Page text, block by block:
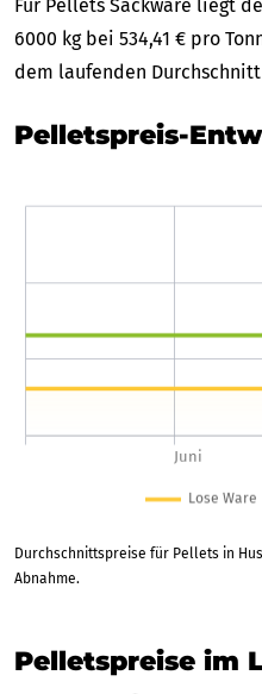
Für Pellets Sackware liegt
6000 kg bei 534,41 € pro
dem laufenden
Pelletspreis-
Durchschnittspreise für Pellets in
Abnahme.
Pelletspreise im